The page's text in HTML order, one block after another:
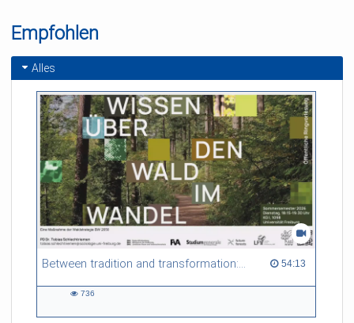
Empfohlen
Alles
Between tradition and transformation: how owners, advisers and institutions co-create knowledge for resilient forests in Europe 54:13
54:13 duration
736